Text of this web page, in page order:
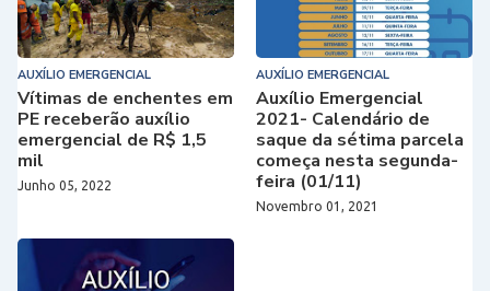
AUXÍLIO EMERGENCIAL
Vítimas de enchentes em
PE receberão auxílio
emergencial de R$ 1,5
mil
Junho 05, 2022
AUXÍLIO EMERGENCIAL
Auxílio Emergencial
2021- Calendário de
saque da sétima parcela
começa nesta segunda-
feira (01/11)
Novembro 01, 2021